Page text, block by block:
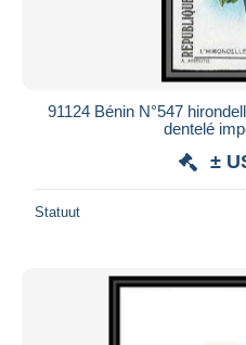
91124 Bénin N°547
dentelé
±
Statuut